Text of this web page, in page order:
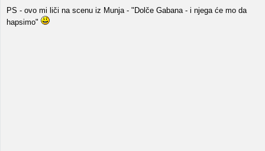
PS - ovo mi liči na scenu iz Munja - "Dolče Gabana - i njega će mo da
hapsimo"